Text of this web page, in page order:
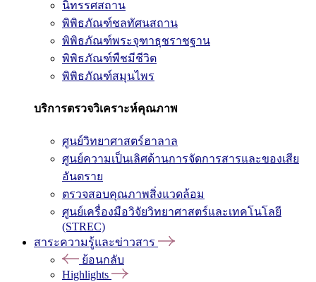
นิทรรศสถาน
พิพิธภัณฑ์ชลทัศนสถาน
พิพิธภัณฑ์พระจุฑาธุชราชฐาน
พิพิธภัณฑ์พืชมีชีวิต
พิพิธภัณฑ์สมุนไพร
บริการตรวจวิเคราะห์คุณภาพ
ศูนย์วิทยาศาสตร์ฮาลาล
ศูนย์ความเป็นเลิศด้านการจัดการสารและของเสีย
อันตราย
ตรวจสอบคุณภาพสิ่งแวดล้อม
ศูนย์เครื่องมือวิจัยวิทยาศาสตร์และเทคโนโลยี
(STREC)
สาระความรู้และข่าวสาร
ย้อนกลับ
Highlights